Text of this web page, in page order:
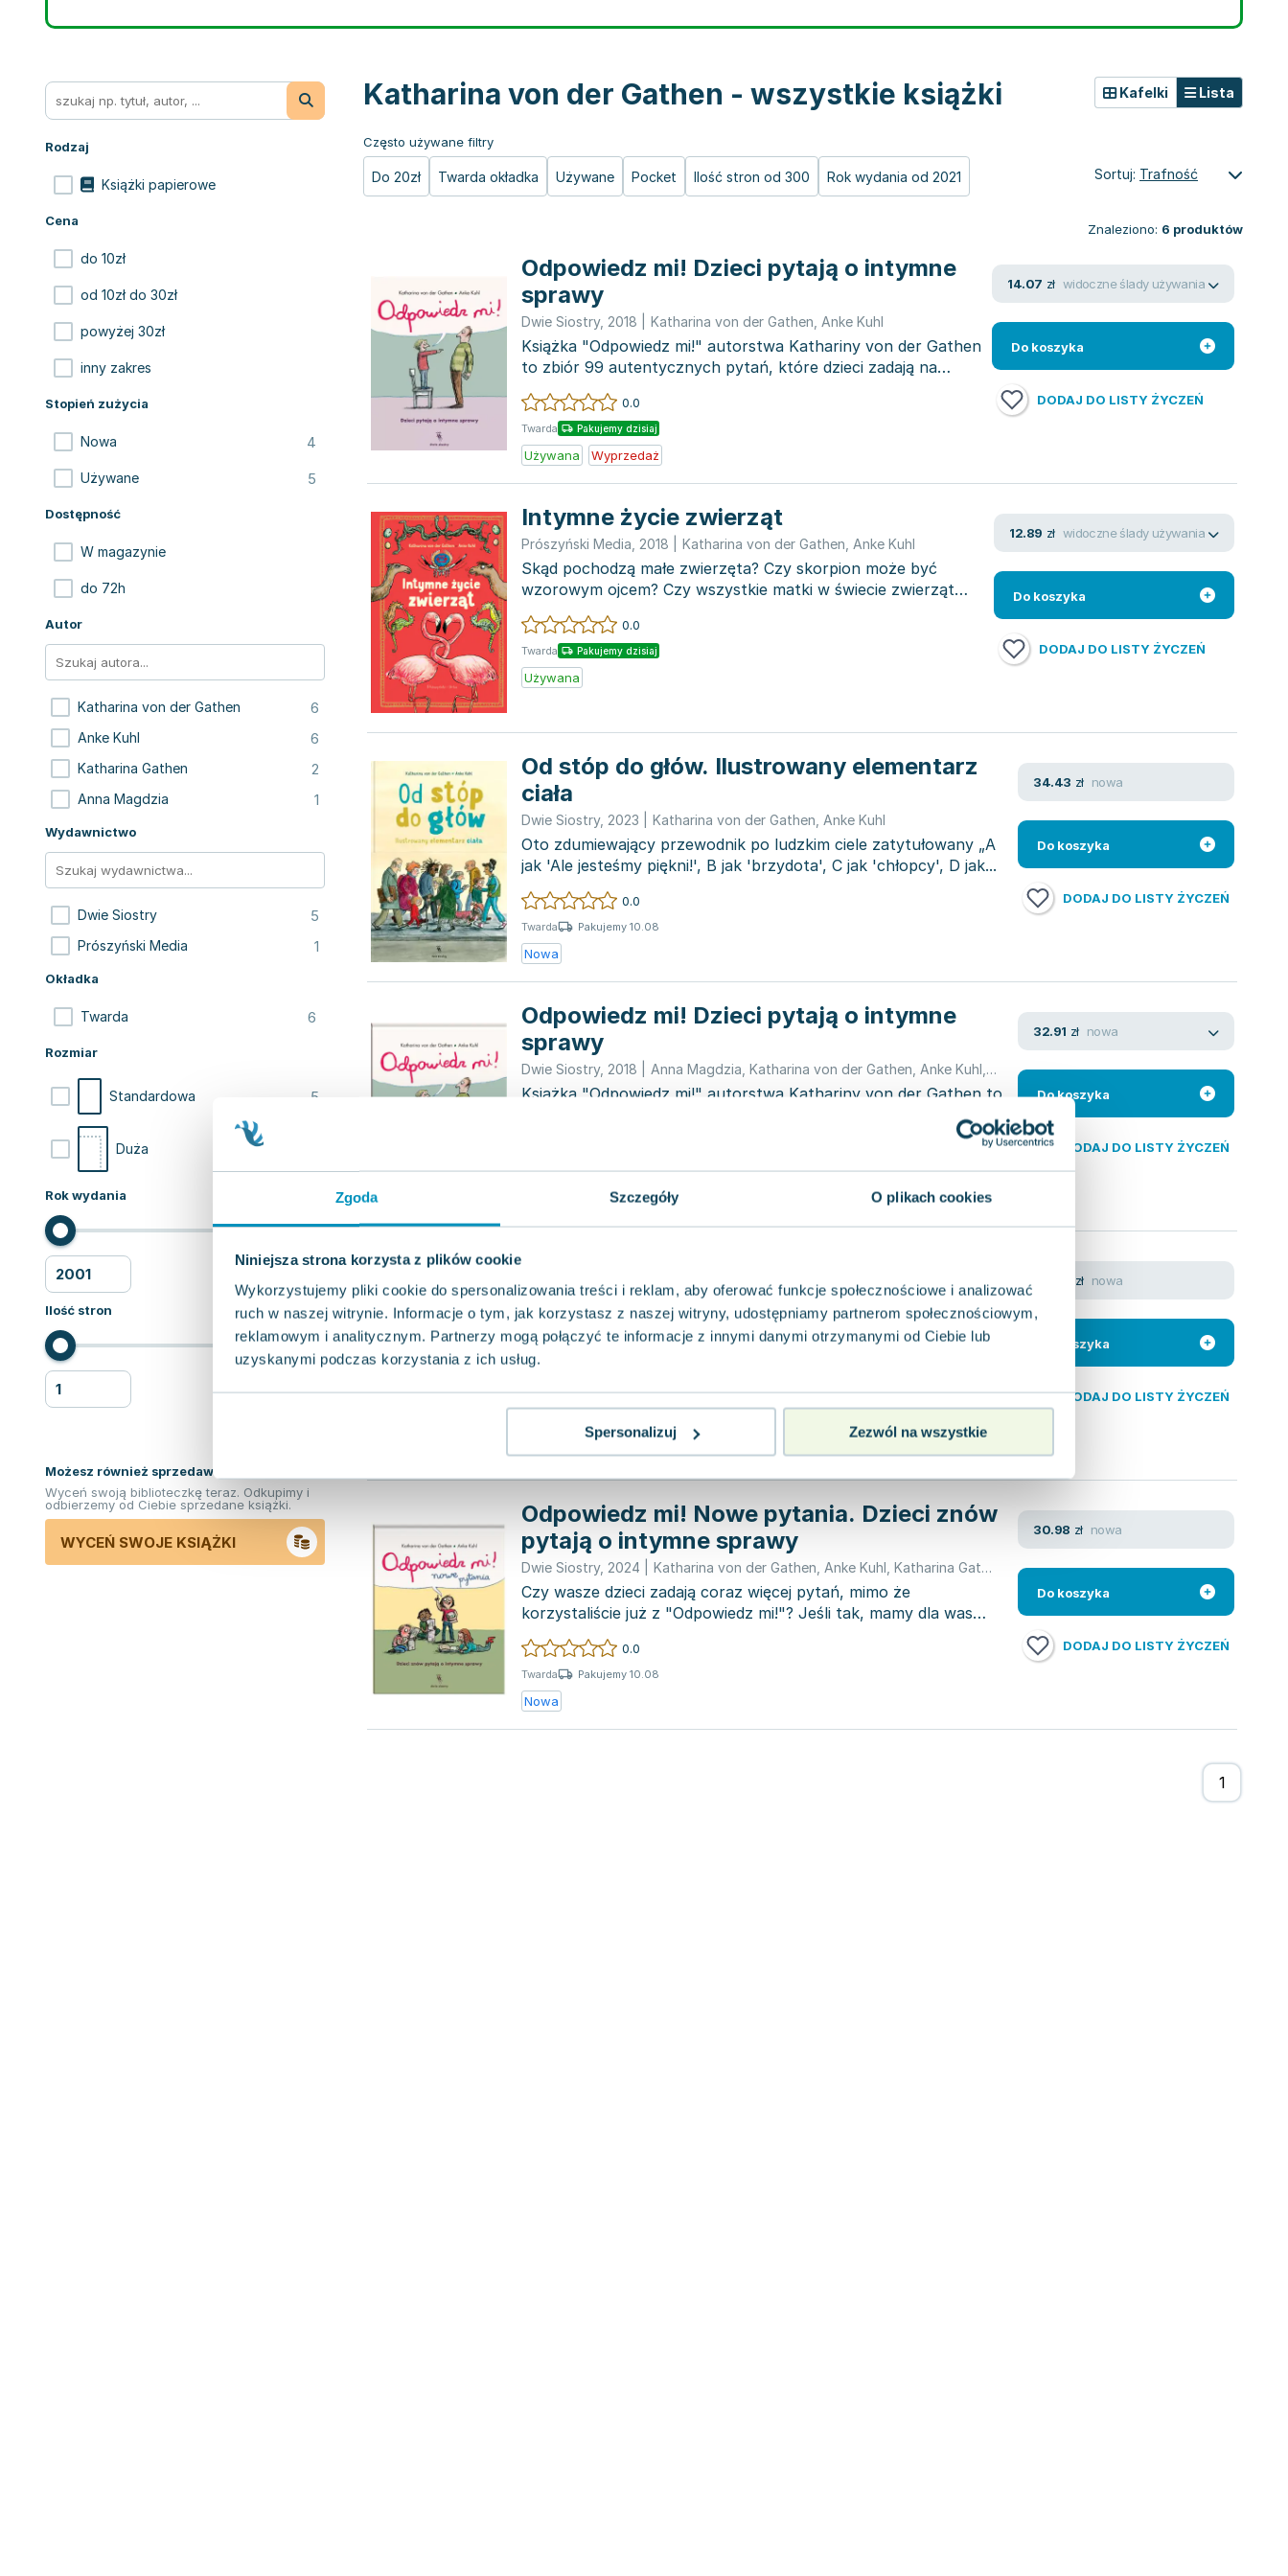
Zgoda Szczegóły O plikach cookies
Niniejsza strona korzysta z plików cookie
Wykorzystujemy pliki cookie do spersonalizowania treści i reklam, aby oferować funkcje społecznościowe i analizować
ruch w naszej witrynie. Informacje o tym, jak korzystasz z naszej witryny, udostępniamy partnerom społecznościowym,
reklamowym i analitycznym. Partnerzy mogą połączyć te informacje z innymi danymi otrzymanymi od Ciebie lub
uzyskanymi podczas korzystania z ich usług.
Spersonalizuj Zezwól na wszystkie
Rodzaj
Książki papierowe
Cena
do 10zł
od 10zł do 30zł
powyżej 30zł
inny zakres
Stopień zużycia
Nowa 4
Używane 5
Dostępność
W magazynie
do 72h
Autor
Katharina von der Gathen 6
Anke Kuhl 6
Katharina Gathen 2
Anna Magdzia 1
Wydawnictwo
Dwie Siostry 5
Prószyński Media 1
Okładka
Twarda 6
Rozmiar
Standardowa 5
Duża
Rok wydania
Ilość stron
Możesz również sprzedawać ksiązki!
Wyceń swoją biblioteczkę teraz. Odkupimy i
odbierzemy od Ciebie sprzedane książki.
WYCEŃ SWOJE KSIĄŻKI
Katharina von der Gathen - wszystkie książki
Często używane filtry
Do 20zł Twarda okładka Używane Pocket Ilość stron od 300 Rok wydania od 2021
Kafelki Lista
Sortuj: Trafność
Znaleziono: 6 produktów
Odpowiedz mi! Dzieci pytają o intymne
sprawy
Dwie Siostry, 2018 Katharina von der Gathen Anke Kuhl
Książka "Odpowiedz mi!" autorstwa Kathariny von der Gathen
to zbiór 99 autentycznych pytań, które dzieci zadają na
temat intymnych...
0.0
Twarda Pakujemy dzisiaj
Używana Wyprzedaż
14.07 zł widoczne ślady używania
Do koszyka
DODAJ DO LISTY ŻYCZEŃ
Intymne życie zwierząt
Prószyński Media 2018 Katharina von der Gathen Anke Kuhl
Skąd pochodzą małe zwierzęta? Czy skorpion może być
wzorowym ojcem? Czy wszystkie matki w świecie zwierząt
obdarzają swoje potomst...
0.0
Twarda Pakujemy dzisiaj
Używana
12.89 zł widoczne ślady używania
Do koszyka
DODAJ DO LISTY ŻYCZEŃ
Od stóp do głów. Ilustrowany elementarz
ciała
Dwie Siostry, 2023 Katharina von der Gathen Anke Kuhl
Oto zdumiewający przewodnik po ludzkim ciele zatytułowany „A
jak 'Ale jesteśmy piękni!', B jak 'brzydota', C jak 'chłopcy', D jak...
0.0
Twarda Pakujemy 10.08
Nowa
34.43 zł nowa
Do koszyka
DODAJ DO LISTY ŻYCZEŃ
Odpowiedz mi! Dzieci pytają o intymne
sprawy
Dwie Siostry, 2018 Anna Magdzia Katharina von der Gathen Anke Kuhl Katharina Gathen
Książka "Odpowiedz mi!" autorstwa Kathariny von der Gathen to
wyjątkowy poradnik, w którym niemiecka edukatorka seksualna
Twarda Pakujemy 10.08
Używana
32.91 zł nowa
Do koszyka
DODAJ DO LISTY ŻYCZEŃ
chcielibyście wiedzieć o śmierci
Dwie Siostry,2025| Katharina von der Gathen,Anke Kuhl
„Kwiatki od spodu” to książka, która w sposób przystępny i
rzetelny przybliża dzieciom temat śmierci. Autorzy, Katharina
0.0
Pakujemy 10.08
Nowa
zł nowa
Do koszyka
DODAJ DO LISTY ŻYCZEŃ
Odpowiedz mi! Nowe pytania. Dzieci znów
pytają o intymne sprawy
Dwie Siostry, 2024 Katharina von der Gathen Anke Kuhl Katharina Gathen
Czy wasze dzieci zadają coraz więcej pytań, mimo że
korzystaliście już z "Odpowiedz mi!"? Jeśli tak, mamy dla was
świetną nowinę:...
0.0
Twarda Pakujemy 10.08
Nowa
30.98 zł nowa
Do koszyka
DODAJ DO LISTY ŻYCZEŃ